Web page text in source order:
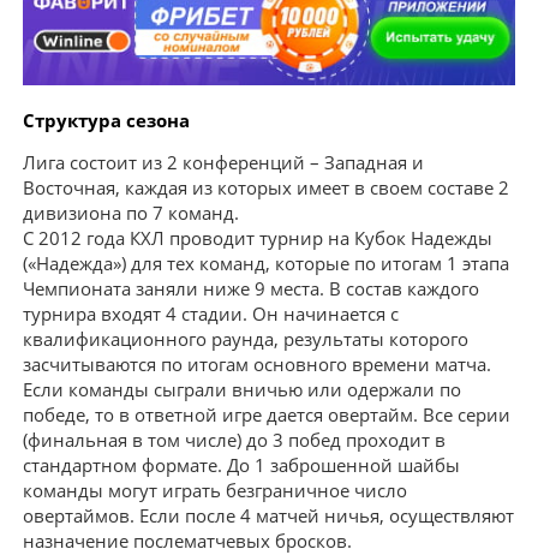
Структура сезона
Лига состоит из 2 конференций – Западная и
Восточная, каждая из которых имеет в своем составе 2
дивизиона по 7 команд.
С 2012 года КХЛ проводит турнир на Кубок Надежды
(«Надежда») для тех команд, которые по итогам 1 этапа
Чемпионата заняли ниже 9 места. В состав каждого
турнира входят 4 стадии. Он начинается с
квалификационного раунда, результаты которого
засчитываются по итогам основного времени матча.
Если команды сыграли вничью или одержали по
победе, то в ответной игре дается овертайм. Все серии
(финальная в том числе) до 3 побед проходит в
стандартном формате. До 1 заброшенной шайбы
команды могут играть безграничное число
овертаймов. Если после 4 матчей ничья, осуществляют
назначение послематчевых бросков.